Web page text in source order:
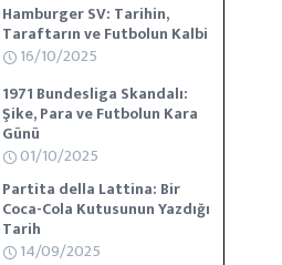
Hamburger SV: Tarihin,
Taraftarın ve Futbolun Kalbi
16/10/2025
1971 Bundesliga Skandalı:
Şike, Para ve Futbolun Kara
Günü
01/10/2025
Partita della Lattina: Bir
Coca-Cola Kutusunun Yazdığı
Tarih
14/09/2025